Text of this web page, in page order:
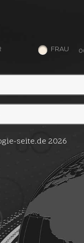
FRAU
seite.de 2026